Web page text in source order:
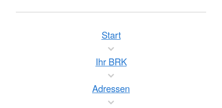
Start
Ihr BRK
Adressen